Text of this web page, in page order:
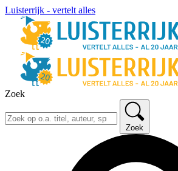
Luisterrijk - vertelt alles
Zoek
Zoek